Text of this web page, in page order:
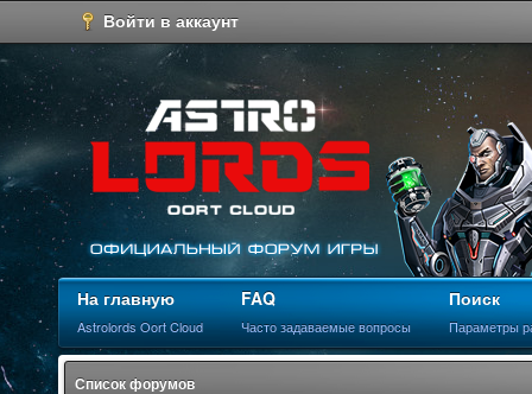
Войти в аккаунт
На главную
Astrolords Oort Cloud
FAQ
Часто задаваемые вопросы
Поиск
Параметры
Список форумов